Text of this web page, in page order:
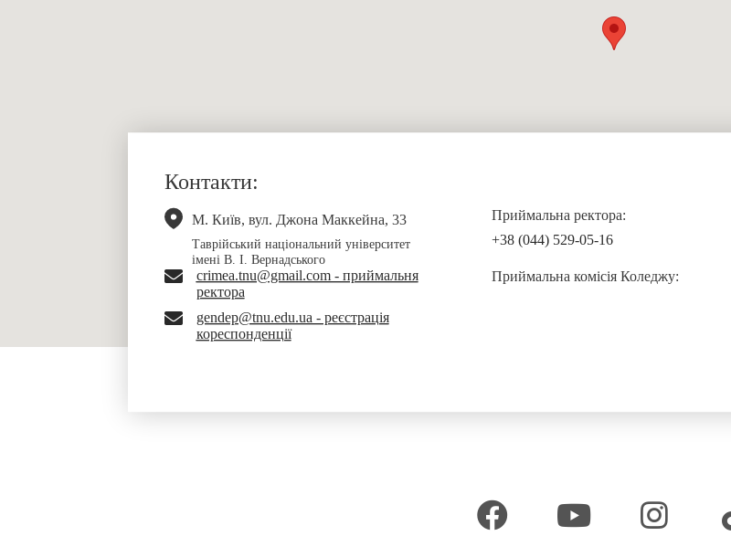
Контакти:
М. Київ, вул. Джона Маккейна, 33
Таврійський національний університет
імені В. І. Вернадського
crimea.tnu@gmail.com - приймальня
ректора
gendep@tnu.edu.ua - реєстрація
кореспонденції
Приймальна ректора:
+38 (044) 529-05-16
Приймальна комісія Коледжу: